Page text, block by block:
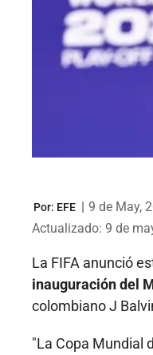
Por: EFE
9 de May,
Actualizado: 9 de
La FIFA anunció
inauguración del
colombiano J
"La Copa Mundial